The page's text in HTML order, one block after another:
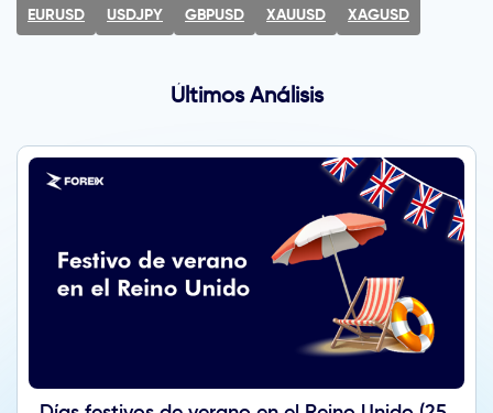
EURUSD USDJPY GBPUSD XAUUSD XAGUSD
Últimos Análisis